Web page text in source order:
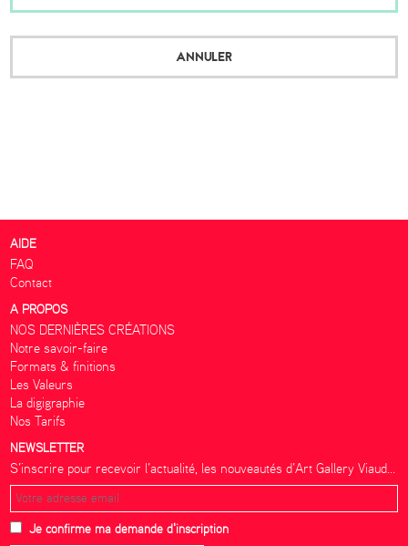
ANNULER
AIDE
FAQ
Contact
A PROPOS
NOS DERNIÈRES CRÉATIONS
Notre savoir-faire
Formats & finitions
Les Valeurs
La digigraphie
Nos Tarifs
NEWSLETTER
S’inscrire pour recevoir l’actualité, les nouveautés d’Art Gallery Viaud...
Je confirme ma demande d'inscription